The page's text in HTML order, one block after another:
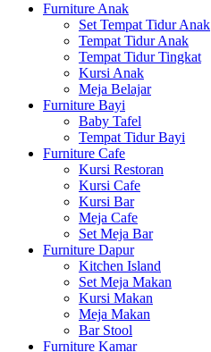
Furniture Anak
Set Tempat Tidur Anak
Tempat Tidur Anak
Tempat Tidur Tingkat
Kursi Anak
Meja Belajar
Furniture Bayi
Baby Tafel
Tempat Tidur Bayi
Furniture Cafe
Kursi Restoran
Kursi Cafe
Kursi Bar
Meja Cafe
Set Meja Bar
Furniture Dapur
Kitchen Island
Set Meja Makan
Kursi Makan
Meja Makan
Bar Stool
Furniture Kamar